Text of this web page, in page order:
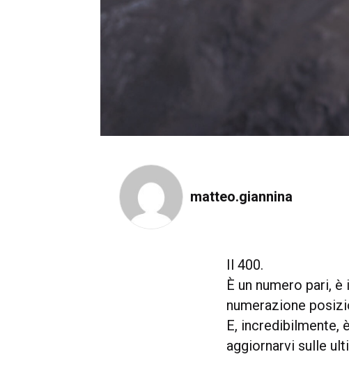
matteo.giannina
Il 400.
È un numero pari,
numerazione
E, incredibilmente,
aggiornarvi sulle